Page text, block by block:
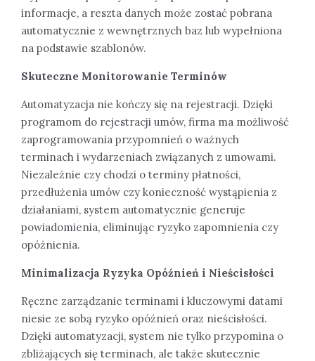
informacje, a reszta danych może zostać pobrana
automatycznie z wewnętrznych baz lub wypełniona
na podstawie szablonów.
Skuteczne Monitorowanie Terminów
Automatyzacja nie kończy się na rejestracji. Dzięki
programom do rejestracji umów, firma ma możliwość
zaprogramowania przypomnień o ważnych
terminach i wydarzeniach związanych z umowami.
Niezależnie czy chodzi o terminy płatności,
przedłużenia umów czy konieczność wystąpienia z
działaniami, system automatycznie generuje
powiadomienia, eliminując ryzyko zapomnienia czy
opóźnienia.
Minimalizacja Ryzyka Opóźnień i Nieścisłości
Ręczne zarządzanie terminami i kluczowymi datami
niesie ze sobą ryzyko opóźnień oraz nieścisłości.
Dzięki automatyzacji, system nie tylko przypomina o
zbliżających się terminach, ale także skutecznie